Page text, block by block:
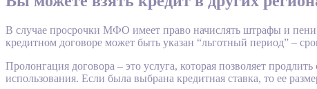
В случае просрочки МФО имеет право начислять штрафы и
кредитном договоре может быть указан “льготный период” –
Пролонгация договора – это услуга, которая позволяет продлить
использования. Если была выбрана кредитная ставка, то ее